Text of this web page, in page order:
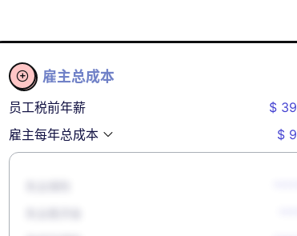
 雇主总成本
员工税前年薪
$
雇主每年总成本
$